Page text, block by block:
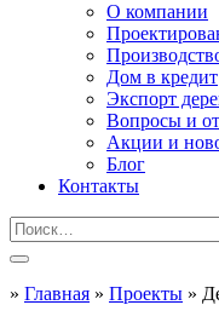
О компании
Дом в кредит
Экспорт
Вопросы и
Акции и
Блог
Контакты
» Главная » Проекты »